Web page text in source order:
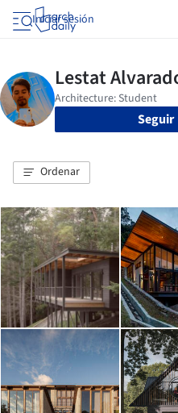
Iniciar sesión
Seguir
Ordenar